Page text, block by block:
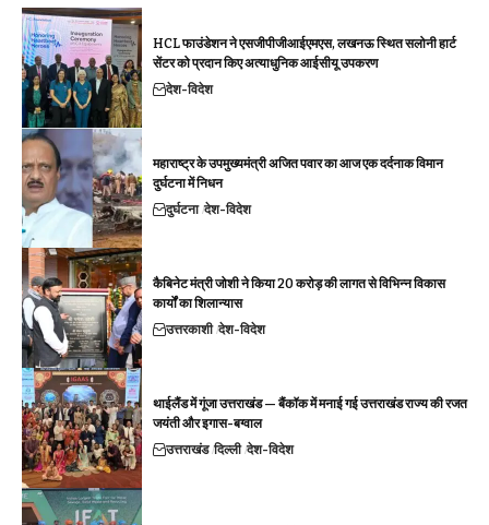
HCL फाउंडेशन ने एसजीपीजीआईएमएस, लखनऊ स्थित सलोनी हार्ट
सेंटर को प्रदान किए अत्याधुनिक आईसीयू उपकरण
देश-विदेश
महाराष्ट्र के उपमुख्यमंत्री अजित पवार का आज एक दर्दनाक विमान
दुर्घटना में निधन
दुर्घटना देश-विदेश
कैबिनेट मंत्री जोशी ने किया 20 करोड़ की लागत से विभिन्न विकास
कार्यों का शिलान्यास
उत्तरकाशी देश-विदेश
थाईलैंड में गूंजा उत्तराखंड — बैंकॉक में मनाई गई उत्तराखंड राज्य की रजत
जयंती और इगास-बग्वाल
उत्तराखंड दिल्ली देश-विदेश